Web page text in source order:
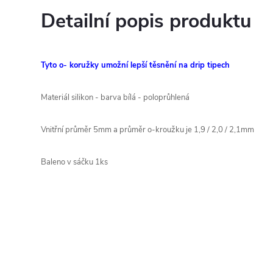
Detailní popis produktu
Tyto o- koružky umožní lepší těsnění na drip tipech
Materiál silikon - barva bílá - poloprůhlená
Vnitřní průměr 5mm a průměr o-kroužku je 1,9 / 2,0 / 2,1mm
Baleno v sáčku 1ks